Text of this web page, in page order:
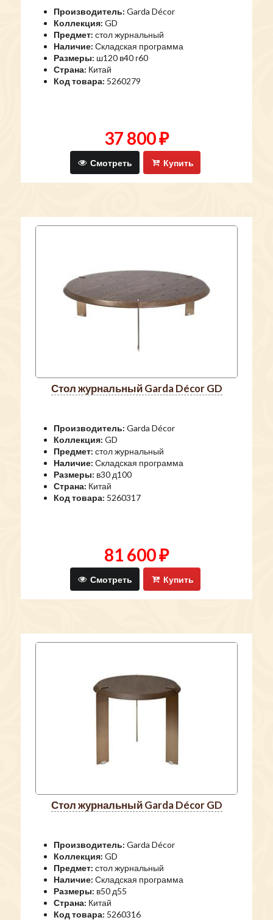
Производитель: Garda Décor
Коллекция: GD
Предмет: стол журнальный
Наличие: Складская программа
Размеры: ш120 в40 г60
Страна: Китай
Код товара: 5260279
37 800 ₽
Смотреть Купить
стол журнальный Garda Décor GD
Производитель: Garda Décor
Коллекция: GD
Предмет: стол журнальный
Наличие: Складская программа
Размеры: в30 д100
Страна: Китай
Код товара: 5260317
81 600 ₽
Смотреть Купить
стол журнальный Garda Décor GD
Производитель: Garda Décor
Коллекция: GD
Предмет: стол журнальный
Наличие: Складская программа
Размеры: в50 д55
Страна: Китай
Код товара: 5260316